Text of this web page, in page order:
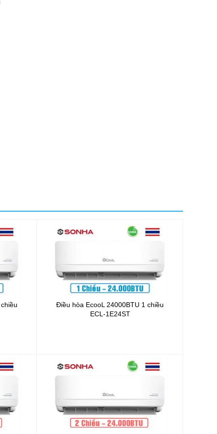
Điều hòa EcooL 24000BTU 1 chiều
ECL-1E24ST